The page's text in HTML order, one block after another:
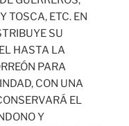
TOSCA, ETC. EN
SU
HASTA LA
PARA
CON UNA
EL
Y